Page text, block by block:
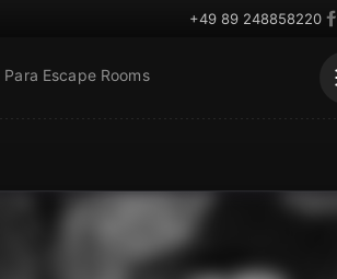
+49 89 248858220
Para Escape Rooms